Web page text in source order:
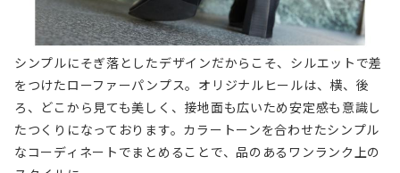
シンプルにそぎ落としたデザインだからこそ、シルエットで差
をつけたローファーパンプス。オリジナルヒールは、横、後
ろ、どこから見ても美しく、接地面も広いため安定感も意識し
たつくりになっております。カラートーンを合わせたシンプル
なコーディネートでまとめることで、品のあるワンランク上の